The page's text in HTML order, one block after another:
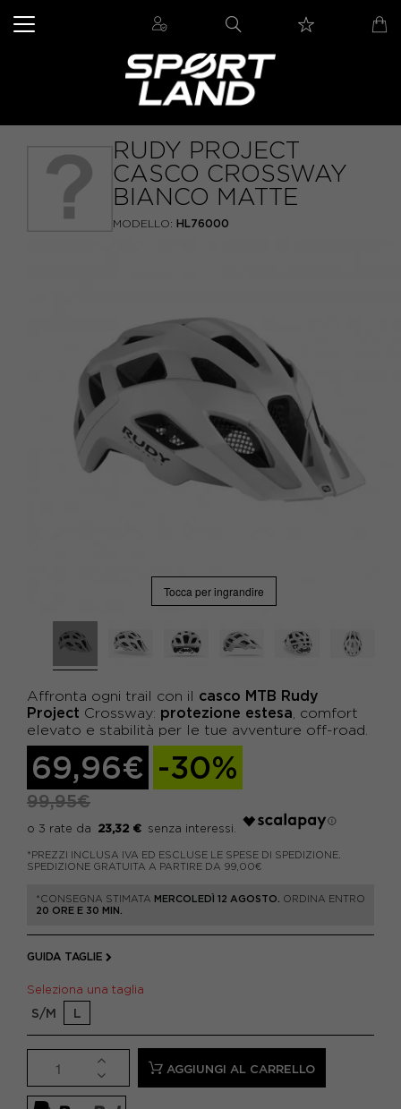
RUDY PROJECT
CASCO CROSSWAY
BIANCO MATTE
MODELLO: HL76000
Tocca per ingrandire
Affronta ogni trail con il casco MTB Rudy
Project Crossway: protezione estesa , comfort
elevato e stabilità per le tue avventure off-road.
69,96€ -30%
99,95€
23,32 €
*PREZZI INCLUSA IVA ED ESCLUSE LE SPESE DI SPEDIZIONE.
SPEDIZIONE GRATUITA A PARTIRE DA 99,00€
*CONSEGNA STIMATA MERCOLEDÌ 12 AGOSTO.
ORDINA ENTRO
20 ORE E 30 MIN.
GUIDA TAGLIE
Seleziona una taglia
S/M L
AGGIUNGI AL CARRELLO